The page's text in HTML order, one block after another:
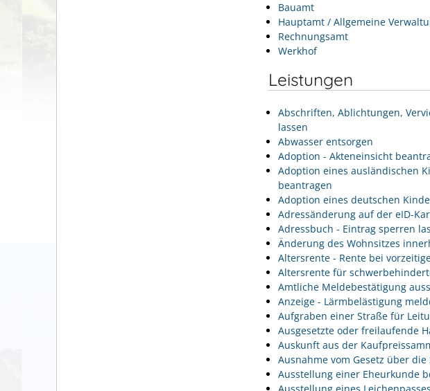
Bauamt
Hauptamt / Allgemeine
Rechnungsamt
Werkhof
Leistungen
Abschriften, Ablichtungen,
lassen
Abwasser entsorgen
Adoption - Akteneinsicht
Adoption eines ausländischen
beantragen
Adoption eines deutschen
Adressänderung auf der eID-
Adressbuch - Eintrag sperren
Änderung des Wohnsitzes
Altersrente - Rente bei
Altersrente für
Amtliche Meldebestätigung
Anzeige - Lärmbelästigung
Aufgraben einer Straße für
Ausgesetzte oder freilaufende
Auskunft aus der
Ausnahme vom Gesetz über
Ausstellung einer Eheurkunde